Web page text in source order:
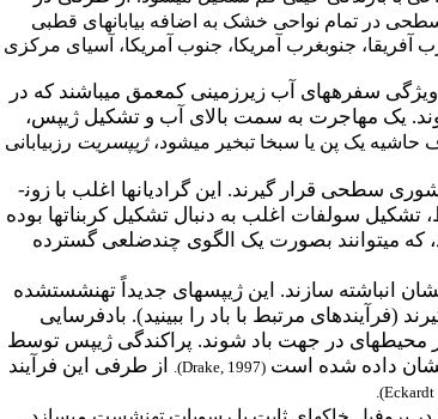
در تمام نواحی خشک به اضافه بیابان­های قطبی
آفریقا، جنوب­غرب آمریکا، جنوب آمریکا، آسیای مرکزی
ویژگی سفره­های آب زیرزمینی کم­عمق می­باشند که در
یک مهاجرت به سمت بالای آب و تشکیل ژیپس،
یک پن یا سبخا تبخیر می­شود،ژیپسریت رزبیابانی
سطحی قرار گیرند. این گرادیان­ها اغلب با زون­
سولفات اغلب به دنبال تشکیل کربنات­ها بوده
می­توانند بصورت یک الگوی چندضلعی گسترده
سازند. این ژیپس­های جدیداً ته­نشست­شده
مرتبط با باد را ببینید). بادفرسایی
محیط­های در جهت باد شوند. پراکندگی ژیپس توسط
نشان داده شده است (
Drake, 1997
).
از طرفی این فرآیند
Eckardt
).